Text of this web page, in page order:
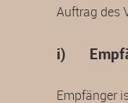
Auftrag des
i)
Empfänger